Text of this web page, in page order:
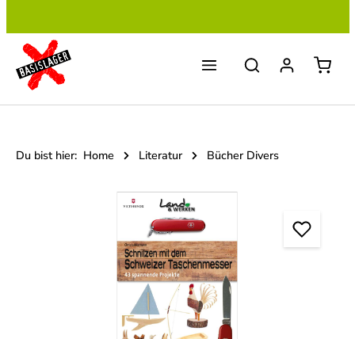
Du bist hier: Home Literatur Bücher Divers
Bildergalerie überspringen